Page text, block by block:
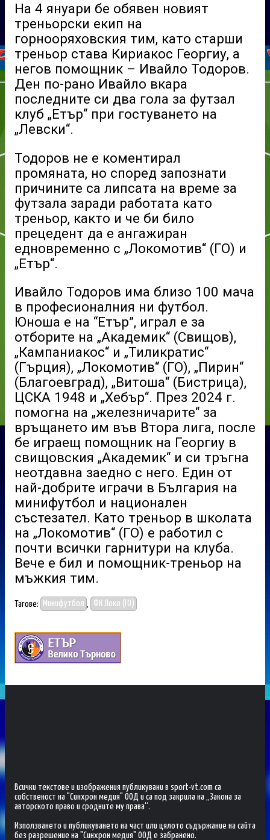
На 4 януари бе обявен новият
треньорски екип на
горнооряховския тим, като старши
треньор става Кириакос Георгиу, а
негов помощник – Ивайло Тодоров.
Ден по-рано Ивайло вкара
последните си два гола за футзал
клуб „Етър“ при гостуването на
„Левски“.
Тодоров не е коментирал
промяната, но според запознати
причините са липсата на време за
футзала заради работата като
треньор, както и че би било
прецедент да е ангажиран
едновременно с „Локомотив“ (ГО) и
„Етър“.
Ивайло Тодоров има близо 100 мача
в професионалния ни футбол.
Юноша е на “Етър”, играл е за
отборите на „Академик“ (Свищов),
„Кампаниакос“ и „Тиликратис“
(Гърция), „Локомотив“ (ГО), „Пирин“
(Благоевград), „Витоша“ (Бистрица),
ЦСКА 1948 и „Хебър“. През 2024 г.
помогна на „железничарите“ за
връщането им във Втора лига, после
бе играещ помощник на Георгиу в
свищовския „Академик“ и си тръгна
неотдавна заедно с него. Един от
най-добрите играчи в България на
минифутбол и национален
състезател. Като треньор в школата
на „Локомотив“ (ГО) е работил с
почти всички гарнитури на клуба.
Вече е бил и помощник-треньор на
мъжкия тим.
Тагове: Минифутбол ФК Локо (ГО)
Всички текстове и изображения публикувани в sport-vt.com са
собственост на "Синхрон медия" ООД и са под закрила на „Закона за
авторското право и сродните му права“.
Използването и публикуването на част или цялото съдържание на сайта
без разрешение на "Синхрон медия" ООД е забранено.